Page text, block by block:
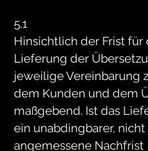
5.1
Hinsichtlich der Frist für
Lieferung der
jeweilige Vereinbarung
dem Kunden und dem
maßgebend. Ist das
ein unabdingbarer,
angemessene Nachfrist